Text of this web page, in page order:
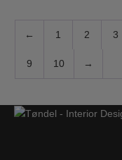
← 1 2 3
9 10 →